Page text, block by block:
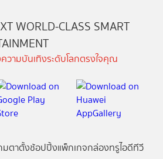
WORLD-CLASS SMART
วามบันเทิงระดับโลกตรงใจคุณ
มตาตั้งช้อปปิ้งแพ็กเกจกล่องทรูไอดีทีวี